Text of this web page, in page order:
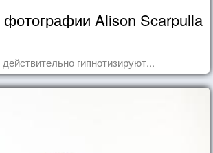
Alison Scarpulla
гипнотизируют...